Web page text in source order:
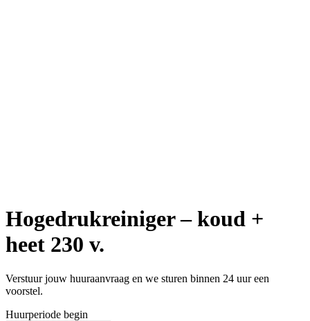
Hogedrukreiniger – koud +
heet 230 v.
Verstuur jouw huuraanvraag en we sturen binnen 24 uur een
voorstel.
Huurperiode begin